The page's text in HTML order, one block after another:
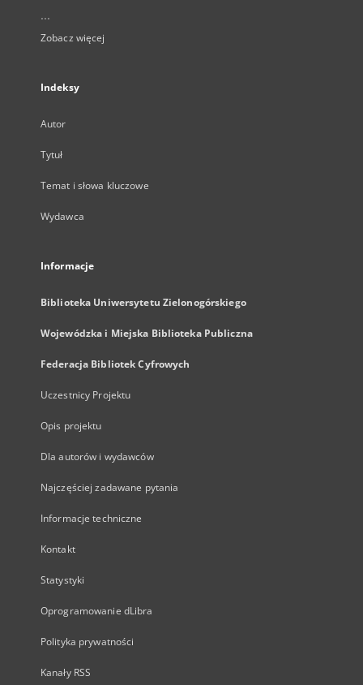
...
Zobacz więcej
Indeksy
Autor
Tytuł
Temat i słowa kluczowe
Wydawca
Informacje
Biblioteka Uniwersytetu Zielonogórskiego
Wojewódzka i Miejska Biblioteka Publiczna
Federacja Bibliotek Cyfrowych
Uczestnicy Projektu
Opis projektu
Dla autorów i wydawców
Najczęściej zadawane pytania
Informacje techniczne
Kontakt
Statystyki
Oprogramowanie dLibra
Polityka prywatności
Kanały RSS